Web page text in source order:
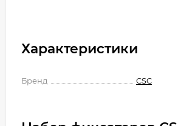
Характеристики
Бренд CSC